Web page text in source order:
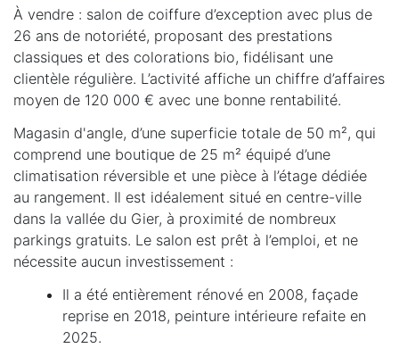
À vendre : salon de coiffure d’exception avec plus de
26 ans de notoriété, proposant des prestations
classiques et des colorations bio, fidélisant une
clientèle régulière. L’activité affiche un chiffre d’affaires
moyen de 120 000 € avec une bonne rentabilité.
Magasin d'angle, d’une superficie totale de 50 m², qui
comprend une boutique de 25 m² équipé d’une
climatisation réversible et une pièce à l’étage dédiée
au rangement. Il est idéalement situé en centre-ville
dans la vallée du Gier, à proximité de nombreux
parkings gratuits. Le salon est prêt à l’emploi, et ne
nécessite aucun investissement :
Il a été entièrement rénové en 2008, façade
reprise en 2018, peinture intérieure refaite en
2025.